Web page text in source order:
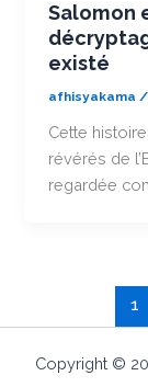
Salomon
existé
afhisyakama
Cette
révérés de
regardée
1
Copyright ©